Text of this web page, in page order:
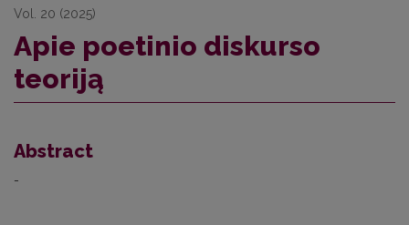
Vol. 20 (2025)
Apie poetinio diskurso
teoriją
Abstract
-